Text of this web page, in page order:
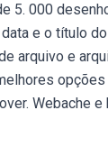
5. 000
e o título
arquivo e
Webache